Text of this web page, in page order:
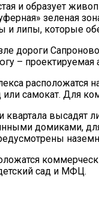
и образует
зеленая
и липы, которые
дороги
– проектируемая
расположатся
самокат. Для
квартала
домиками,
сад и МФЦ.